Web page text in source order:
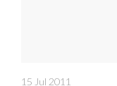
15 Jul 2011